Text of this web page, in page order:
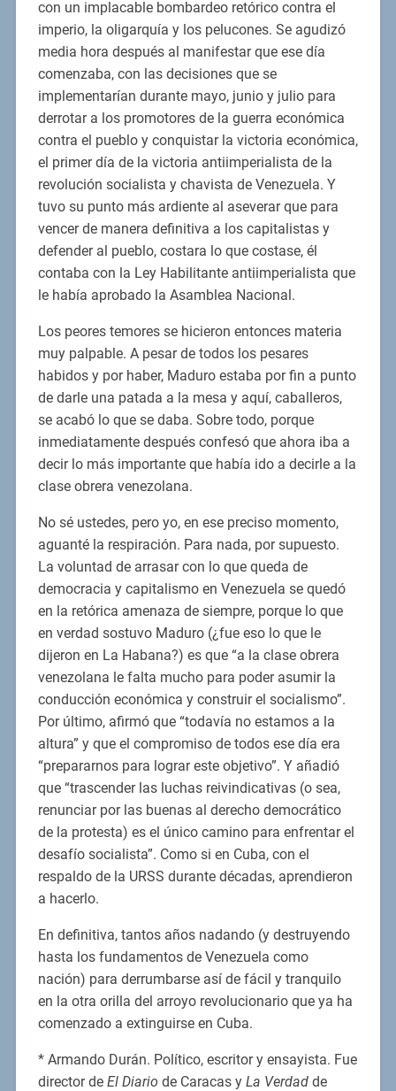
con un implacable bombardeo retórico contra el
imperio, la oligarquía y los pelucones. Se agudizó
media hora después al manifestar que ese día
comenzaba, con las decisiones que se
implementarían durante mayo, junio y julio para
derrotar a los promotores de la guerra económica
contra el pueblo y conquistar la victoria económica,
el primer día de la victoria antiimperialista de la
revolución socialista y chavista de Venezuela. Y
tuvo su punto más ardiente al aseverar que para
vencer de manera definitiva a los capitalistas y
defender al pueblo, costara lo que costase, él
contaba con la Ley Habilitante antiimperialista que
le había aprobado la Asamblea Nacional.
Los peores temores se hicieron entonces materia
muy palpable. A pesar de todos los pesares
habidos y por haber, Maduro estaba por fin a punto
de darle una patada a la mesa y aquí, caballeros,
se acabó lo que se daba. Sobre todo, porque
inmediatamente después confesó que ahora iba a
decir lo más importante que había ido a decirle a la
clase obrera venezolana.
No sé ustedes, pero yo, en ese preciso momento,
aguanté la respiración. Para nada, por supuesto.
La voluntad de arrasar con lo que queda de
democracia y capitalismo en Venezuela se quedó
en la retórica amenaza de siempre, porque lo que
en verdad sostuvo Maduro (¿fue eso lo que le
dijeron en La Habana?) es que “a la clase obrera
venezolana le falta mucho para poder asumir la
conducción económica y construir el socialismo”.
Por último, afirmó que “todavía no estamos a la
altura” y que el compromiso de todos ese día era
“prepararnos para lograr este objetivo”. Y añadió
que “trascender las luchas reivindicativas (o sea,
renunciar por las buenas al derecho democrático
de la protesta) es el único camino para enfrentar el
desafío socialista”. Como si en Cuba, con el
respaldo de la URSS durante décadas, aprendieron
a hacerlo.
En definitiva, tantos años nadando (y destruyendo
hasta los fundamentos de Venezuela como
nación) para derrumbarse así de fácil y tranquilo
en la otra orilla del arroyo revolucionario que ya ha
comenzado a extinguirse en Cuba.
* Armando Durán. Político, escritor y ensayista. Fue
director de El Diario de Caracas y La Verdadde